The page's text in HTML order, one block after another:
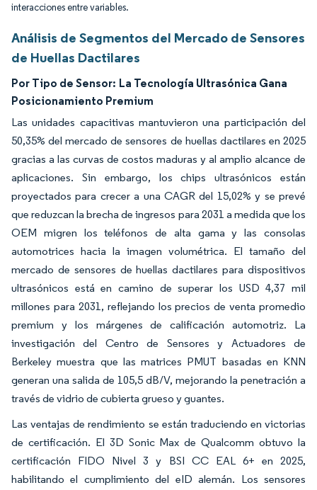
interacciones entre variables.
Análisis de Segmentos del Mercado de Sensores
de Huellas Dactilares
Por Tipo de Sensor: La Tecnología Ultrasónica Gana
Posicionamiento Premium
Las unidades capacitivas mantuvieron una participación del
50,35% del mercado de sensores de huellas dactilares en 2025
gracias a las curvas de costos maduras y al amplio alcance de
aplicaciones. Sin embargo, los chips ultrasónicos están
proyectados para crecer a una CAGR del 15,02% y se prevé
que reduzcan la brecha de ingresos para 2031 a medida que los
OEM migren los teléfonos de alta gama y las consolas
automotrices hacia la imagen volumétrica. El tamaño del
mercado de sensores de huellas dactilares para dispositivos
ultrasónicos está en camino de superar los USD 4,37 mil
millones para 2031, reflejando los precios de venta promedio
premium y los márgenes de calificación automotriz. La
investigación del Centro de Sensores y Actuadores de
Berkeley muestra que las matrices PMUT basadas en KNN
generan una salida de 105,5 dB/V, mejorando la penetración a
través de vidrio de cubierta grueso y guantes.
Las ventajas de rendimiento se están traduciendo en victorias
de certificación. El 3D Sonic Max de Qualcomm obtuvo la
certificación FIDO Nivel 3 y BSI CC EAL 6+ en 2025,
habilitando el cumplimiento del eID alemán. Los sensores